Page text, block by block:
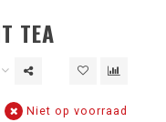
TEA
Niet op voorraad